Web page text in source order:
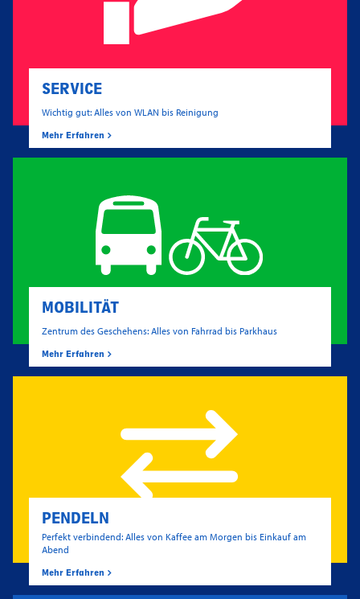
SERVICE
Wichtig gut: Alles von WLAN bis Reinigung
Mehr Erfahren
MOBILITÄT
Zentrum des Geschehens: Alles von Fahrrad bis Parkhaus
Mehr Erfahren
PENDELN
Perfekt verbindend: Alles von Kaffee am Morgen bis Einkauf am
Abend
Mehr Erfahren